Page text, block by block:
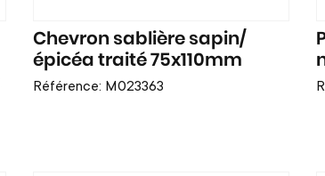
Chevron sablière sapin/
épicéa traité 75x110mm
Référence: M023363